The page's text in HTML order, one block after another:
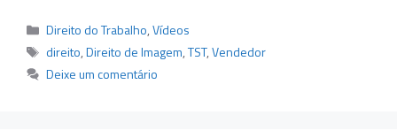
Categorias
Direito do Trabalho,Vídeos
Tags
direito,Direito de Imagem,TST,Vendedor
Deixe um comentário